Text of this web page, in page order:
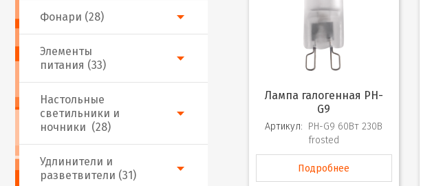
Фонари (28)
Настольные
светильники и
ночники (28)
Удлинители и
разветвители (31)
Элементы
питания (33)
Лампа галогенная PH-
G9
Артикул: PH-G9 60Вт 230В
frosted
Подробнее